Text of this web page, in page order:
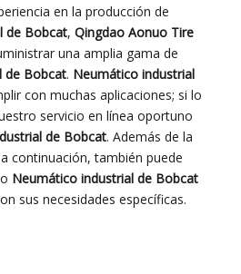
en la producción de
de Bobcat, Qingdao Aonuo Tire
una amplia gama de
de Bobcat. Neumático industrial
con muchas aplicaciones; si lo
servicio en línea oportuno
de Bobcat. Además de la
continuación, también puede
Neumático industrial de Bobcat
sus necesidades específicas.